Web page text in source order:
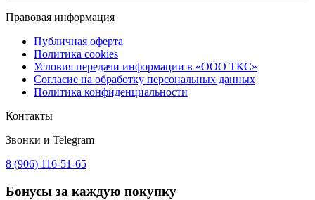
Правовая информация
Публичная оферта
Политика cookies
Условия передачи информации в «ООО ТКС»
Согласие на обработку персональных данных
Политика конфиденциальности
Контакты
Звонки и Telegram
8 (906) 116-51-65
Бонусы за каждую покупку